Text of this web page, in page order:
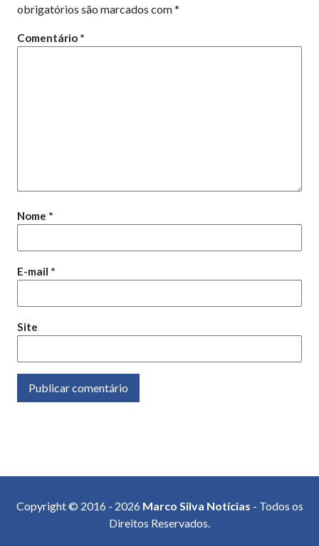
obrigatórios são marcados com*
Comentário *
Nome *
E-mail *
Site
Copyright © 2016 - 2026 Marco Silva Notícias - Todos os
Direitos Reservados.